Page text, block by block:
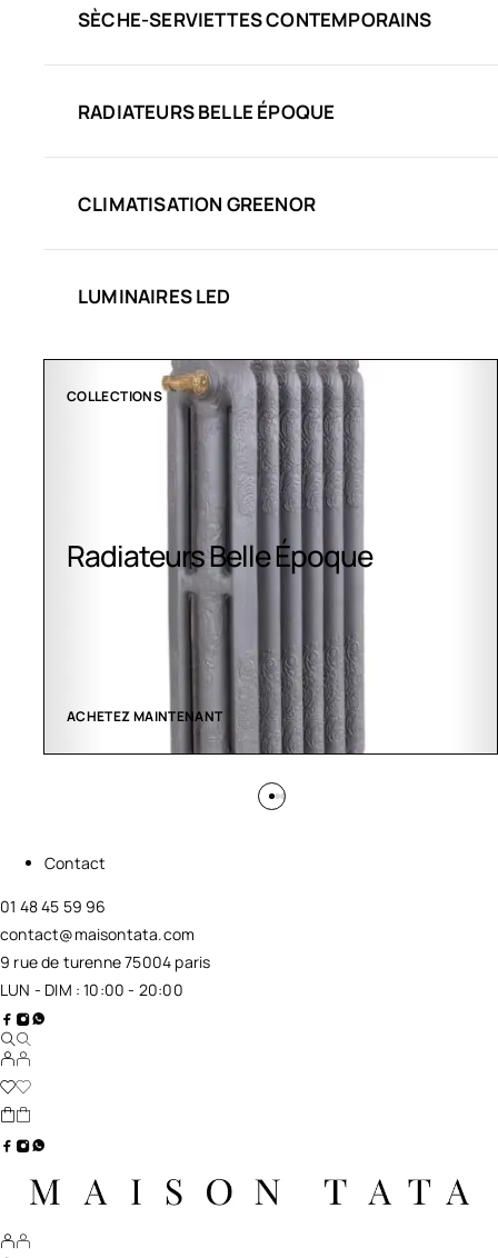
SÈCHE-SERVIETTES CONTEMPORAINS
RADIATEURS BELLE ÉPOQUE
CLIMATISATION GREENOR
LUMINAIRES LED
COLLECTIONS
Radiateurs Belle Époque
ACHETEZ MAINTENANT
Contact
01 48 45 59 96
contact@maisontata.com
9 rue de turenne 75004 paris
LUN - DIM : 10:00 - 20:00